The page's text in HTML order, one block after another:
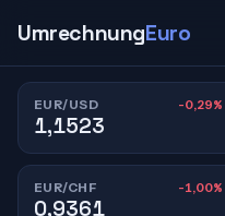
UmrechnungEuro
EUR/USD -0,29%
1,1523
EUR/CHF -1,00%
0,9361